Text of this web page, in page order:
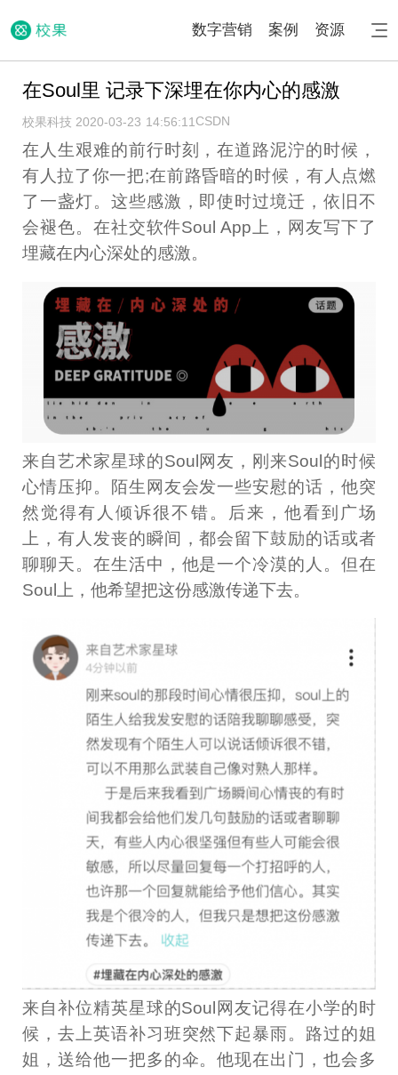
数字营销 案例 资源
在Soul里 记录下深埋在你内心的感激
校果科技 2020-03-23 14:56:11 CSDN
在人生艰难的前行时刻，在道路泥泞的时候，
有人拉了你一把;在前路昏暗的时候，有人点燃
了一盏灯。这些感激，即使时过境迁，依旧不
会褪色。在社交软件Soul App上，网友写下了
埋藏在内心深处的感激。
来自艺术家星球的Soul网友，刚来Soul的时候
心情压抑。陌生网友会发一些安慰的话，他突
然觉得有人倾诉很不错。后来，他看到广场
上，有人发丧的瞬间，都会留下鼓励的话或者
聊聊天。在生活中，他是一个冷漠的人。但在
Soul上，他希望把这份感激传递下去。
来自补位精英星球的Soul网友记得在小学的时
候，去上英语补习班突然下起暴雨。路过的姐
姐，送给他一把多的伞。他现在出门，也会多